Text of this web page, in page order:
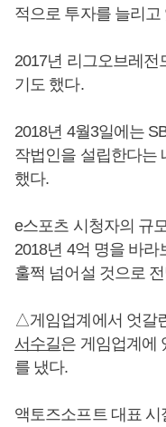
적으로 투자를 늘리고
2017년 리그오브레
기도 했다.
2018년 4월3일에는
작법인을 설립한다는
했다.
e스포츠 시청자의 규
2018년 4억 명을 바
훌쩍 넘어설 것으로
△게임업계에서 엇갈
서수길은 게임업계에
를 냈다.
액토즈소프트 대표 시